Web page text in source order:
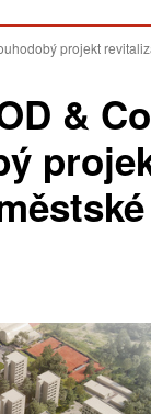
projekt
&